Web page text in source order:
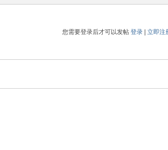
您需要登录后才可以发帖 登录| 立即注